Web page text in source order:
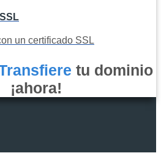
un certificado SSL
tu dominio
¡ahora!